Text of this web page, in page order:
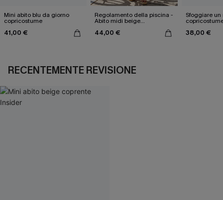
Mini abito blu da giorno
copricostume
41,00 €
Regolamento della piscina -
Abito midi beige
44,00 €
Sfoggiare
38,00 €
RECENTEMENTE REVISIONE